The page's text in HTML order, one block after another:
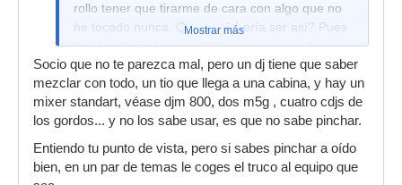
rollo tener que tirarme de cara con algo que no
he tocado nunca. Que no debería ser así? Pues
puede ser. El día que tenga dinero y pueda
mirarme estos cacharros como dios manda,
entonces pincharé con lo que sea.
Mostrar más
Socio que no te parezca mal, pero un dj tiene que saber
mezclar con todo, un tio que llega a una cabina, y hay un
mixer standart, véase djm 800, dos m5g , cuatro cdjs de
los gordos... y no los sabe usar, es que no sabe pinchar.
Entiendo tu punto de vista, pero si sabes pinchar a oído
bien, en un par de temas le coges el truco al equipo que